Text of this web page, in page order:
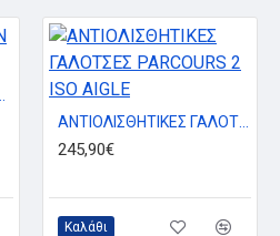
245,90€
Καλάθι